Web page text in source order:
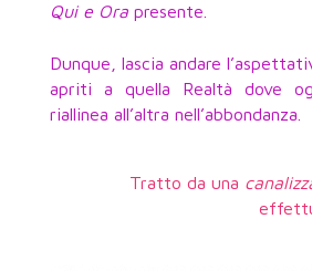
Qui e Orapresente.
Dunque, lascia andare
apriti a quella Realtà dove
riallinea all’altra nell’abbondanza.
Tratto da una